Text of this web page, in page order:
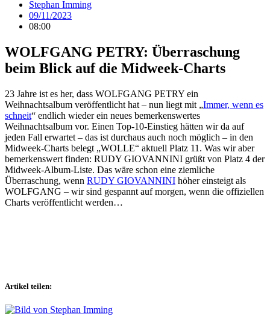
Stephan Imming
09/11/2023
08:00
WOLFGANG PETRY: Überraschung
beim Blick auf die Midweek-Charts
23 Jahre ist es her, dass WOLFGANG PETRY ein
Weihnachtsalbum veröffentlicht hat – nun liegt mit „Immer, wenn es
schneit“ endlich wieder ein neues bemerkenswertes
Weihnachtsalbum vor. Einen Top-10-Einstieg hätten wir da auf
jeden Fall erwartet – das ist durchaus auch noch möglich – in den
Midweek-Charts belegt „WOLLE“ aktuell Platz 11. Was wir aber
bemerkenswert finden: RUDY GIOVANNINI grüßt von Platz 4 der
Midweek-Album-Liste. Das wäre schon eine ziemliche
Überraschung, wenn RUDY GIOVANNINI höher einsteigt als
WOLFGANG – wir sind gespannt auf morgen, wenn die offiziellen
Charts veröffentlicht werden…
Artikel teilen: